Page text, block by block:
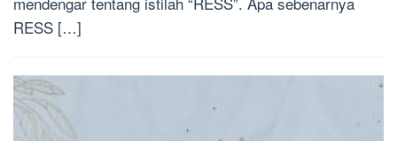
RESS […]